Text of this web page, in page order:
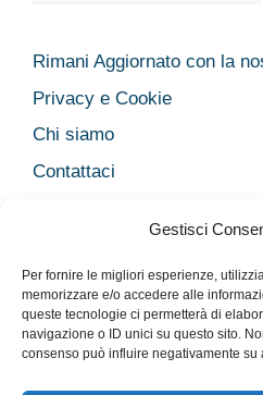
Gestisci
Per fornire le migliori esperienze,
memorizzare e/o accedere alle
queste tecnologie ci permetterà di
navigazione o ID unici su questo sito.
consenso può influire negativamente
Rimani Aggiornato con la
Privacy e Cookie
Chi siamo
Contattaci
Cookie Policy
Disclaimer medico
Disconoscimento
Imprint